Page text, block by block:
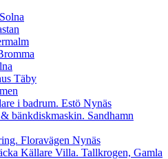
Täby
i badrum. Estö Nynäs
bänkdiskmaskin. Sandhamn
Floravägen Nynäs
Källare Villa. Tallkrogen, Gamla